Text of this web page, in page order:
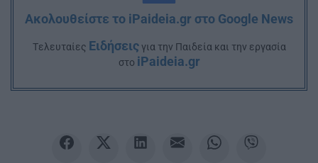
Ακολουθείστε το iPaideia.gr στο Google News
Tελευταίες Ειδήσειςγια την Παιδεία και την εργασία
στο iPaideia.gr